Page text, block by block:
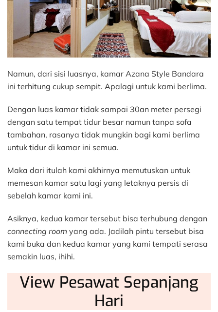
Namun, dari sisi luasnya, kamar Azana Style Bandara
ini terhitung cukup sempit. Apalagi untuk kami berlima.
Dengan luas kamar tidak sampai 30an meter persegi
dengan satu tempat tidur besar namun tanpa sofa
tambahan, rasanya tidak mungkin bagi kami berlima
untuk tidur di kamar ini semua.
Maka dari itulah kami akhirnya memutuskan untuk
memesan kamar satu lagi yang letaknya persis di
sebelah kamar kami ini.
Asiknya, kedua kamar tersebut bisa terhubung dengan
connecting room yang ada. Jadilah pintu tersebut bisa
kami buka dan kedua kamar yang kami tempati serasa
semakin luas, ihihi.
View Pesawat Sepanjang
Hari